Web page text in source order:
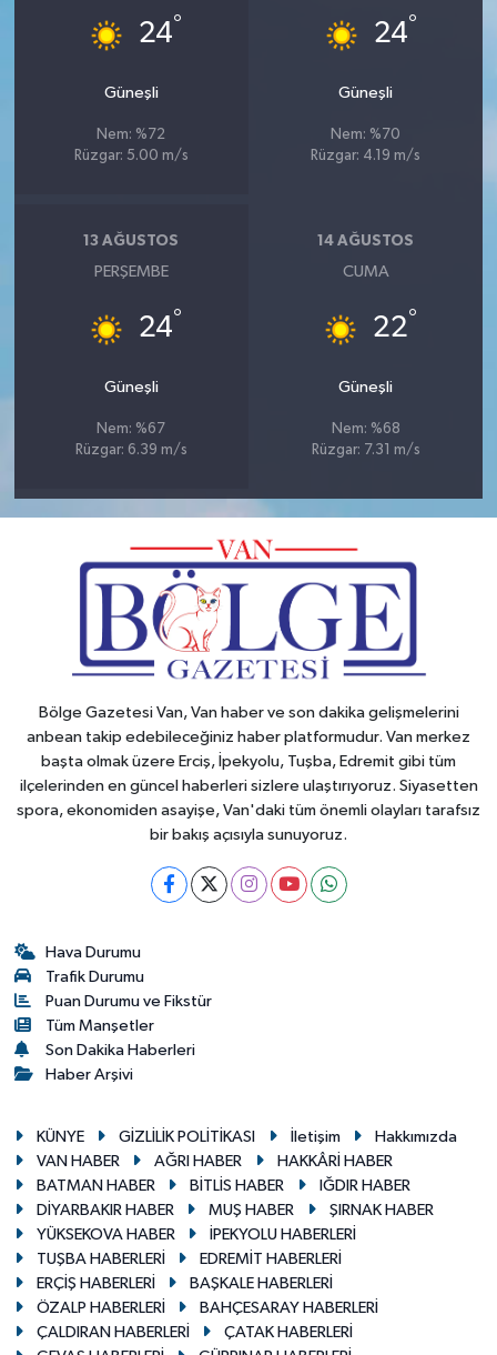
24°
Güneşli
Nem: %72
Rüzgar: 5.00 m/s
24°
Güneşli
Nem: %70
Rüzgar: 4.19 m/s
13 AĞUSTOS
PERŞEMBE
24°
Güneşli
Nem: %67
Rüzgar: 6.39 m/s
14 AĞUSTOS
CUMA
22°
Güneşli
Nem: %68
Rüzgar: 7.31 m/s
Bölge Gazetesi Van, Van haber ve son dakika gelişmelerini
anbean takip edebileceğiniz haber platformudur. Van merkez
başta olmak üzere Erciş, İpekyolu, Tuşba, Edremit gibi tüm
ilçelerinden en güncel haberleri sizlere ulaştırıyoruz. Siyasetten
spora, ekonomiden asayişe, Van'daki tüm önemli olayları tarafsız
bir bakış açısıyla sunuyoruz.
Hava Durumu
Trafik Durumu
Puan Durumu ve Fikstür
Tüm Manşetler
Son Dakika Haberleri
Haber Arşivi
KÜNYE GİZLİLİK POLİTİKASI İletişim
Hakkımızda
VAN HABER
AĞRI HABER
HAKKÂRİ HABER
BATMAN HABER
BİTLİS HABER
IĞDIR HABER
DİYARBAKIR HABER
MUŞ HABER
ŞIRNAK HABER
YÜKSEKOVA HABER
İPEKYOLU HABERLERİ
TUŞBA HABERLERİ
EDREMİT HABERLERİ
ERÇİŞ HABERLERİ
BAŞKALE HABERLERİ
ÖZALP HABERLERİ
BAHÇESARAY HABERLERİ
ÇALDIRAN HABERLERİ
ÇATAK HABERLERİ